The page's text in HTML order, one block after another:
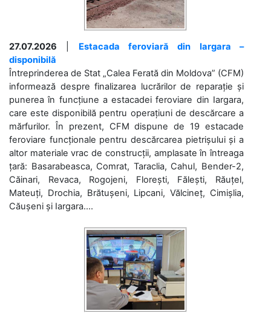
27.07.2026
Estacada feroviară din Iargara –
disponibilă
Întreprinderea de Stat „Calea Ferată din Moldova” (CFM)
informează despre finalizarea lucrărilor de reparație și
punerea în funcțiune a estacadei feroviare din Iargara,
care este disponibilă pentru operațiuni de descărcare a
mărfurilor. În prezent, CFM dispune de 19 estacade
feroviare funcționale pentru descărcarea pietrișului și a
altor materiale vrac de construcții, amplasate în întreaga
țară: Basarabeasca, Comrat, Taraclia, Cahul, Bender-2,
Căinari, Revaca, Rogojeni, Florești, Fălești, Răuțel,
Mateuți, Drochia, Brătușeni, Lipcani, Vălcineț, Cimișlia,
Căușeni și Iargara....